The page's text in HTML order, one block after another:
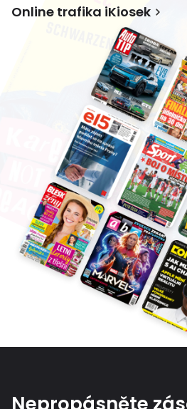
Online trafika iKiosek